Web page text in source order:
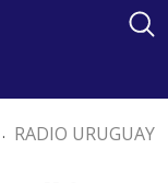
. RADIO URUGUAY